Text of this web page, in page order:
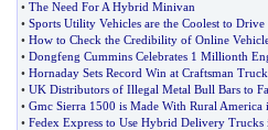
• The Need For A Hybrid Minivan
• Sports Utility Vehicles are the Coolest to Drive
• How to Check the Credibility of Online
• Dongfeng Cummins Celebrates 1 Millionth
• Hornaday Sets Record Win at Craftsman
• UK Distributors of Illegal Metal Bull Bars to
• Gmc Sierra 1500 is Made With Rural America
• Fedex Express to Use Hybrid Delivery Trucks